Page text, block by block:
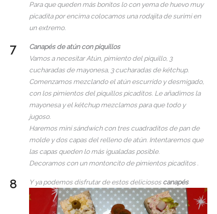
Para que queden más bonitos lo con yema de huevo muy
picadita por encima colocamos una rodajita de surimi en
un extremo.
Canapés de atún con piquillos
Vamos a necesitar Atún, pimiento del piquillo, 3
cucharadas de mayonesa, 3 cucharadas de kétchup.
Comenzamos mezclando el atún escurrido y desmigado,
con los pimientos del piquillos picaditos. Le añadimos la
mayonesa y el kétchup mezclamos para que todo y
jugoso.
Haremos mini sándwich con tres cuadraditos de pan de
molde y dos capas del relleno de atún. Intentaremos que
las capas queden lo más igualadas posible.
Decoramos con un montoncito de pimientos picaditos .
Y ya podemos disfrutar de estos deliciososcanapés